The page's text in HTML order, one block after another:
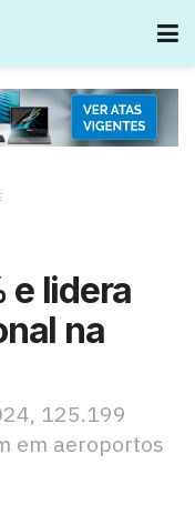
e lidera
na
125.199
em aeroportos